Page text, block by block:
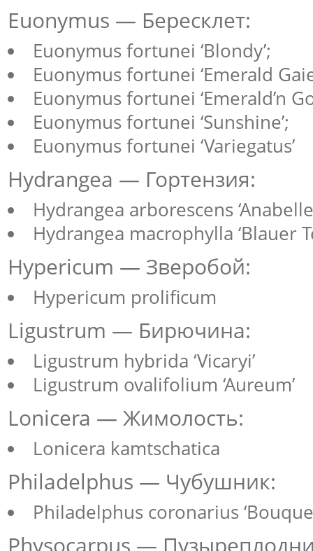
Euonymus — Бересклет:
Euonymus fortunei ‘Blondy’;
Euonymus fortunei ‘Emerald
Euonymus fortunei ‘Emerald’n
Euonymus fortunei ‘Sunshine’;
Euonymus fortunei ‘Variegatus’
Hydrangea — Гортензия:
Hydrangea arborescens
Hydrangea macrophylla ‘Blauer
Hypericum — Зверобой:
Hypericum prolificum
Ligustrum — Бирючина:
Ligustrum hybrida ‘Vicaryi’
Ligustrum ovalifolium ‘Aureum’
Lonicera — Жимолость:
Lonicera kamtschatica
Philadelphus — Чубушник:
Philadelphus coronarius
Physocarpus —